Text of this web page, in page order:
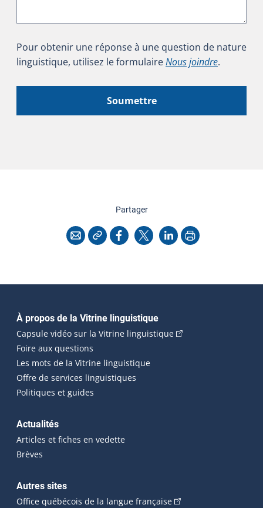
Pour obtenir une réponse à une question de nature
linguistique, utilisez le formulaireNous joindre.
Soumettre
Partagercette page
CourrielCopier l'adresse
Facebook
X LinkedInImprimer
Navigation principale
À propos de la Vitrine linguistique
Capsule vidéo sur la Vitrine linguistique(Cet hyperlien
Foire aux questions
Les mots de la Vitrine linguistique
Offre de services linguistiques
Politiques et guides
Actualités
Articles et fiches en vedette
Brèves
Autres sites
Office québécois de la langue française(Cet hyperlien